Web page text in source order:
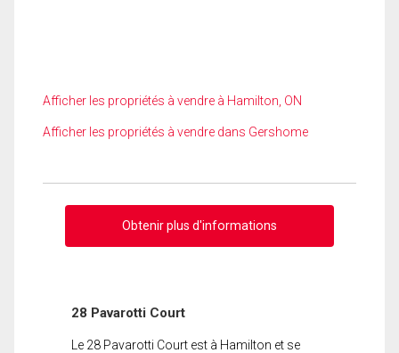
Afficher les propriétés à vendre à Hamilton, ON
Afficher les propriétés à vendre dans Gershome
Obtenir plus d'informations
28 Pavarotti Court
Le 28 Pavarotti Court est à Hamilton et se